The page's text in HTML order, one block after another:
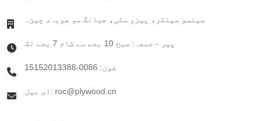
سینسو سینٹر، پیزو سٹی، جیانگ سو صوبہ، چین۔
پیر - جمعہ: صبح 10 بجے سے شام 7 بجے تک
فون: 0086-15152013388
ای میل: roc@plywood.cn